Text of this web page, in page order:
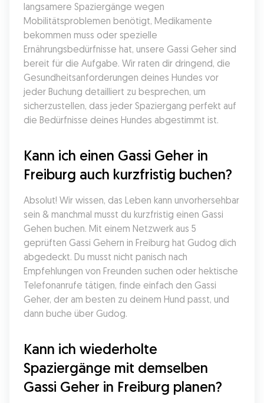
langsamere Spaziergänge wegen
Mobilitätsproblemen benötigt, Medikamente
bekommen muss oder spezielle
Ernährungsbedürfnisse hat, unsere Gassi Geher sind
bereit für die Aufgabe. Wir raten dir dringend, die
Gesundheitsanforderungen deines Hundes vor
jeder Buchung detailliert zu besprechen, um
sicherzustellen, dass jeder Spaziergang perfekt auf
die Bedürfnisse deines Hundes abgestimmt ist.
Kann ich einen Gassi Geher in
Freiburg auch kurzfristig buchen?
Absolut! Wir wissen, das Leben kann unvorhersehbar
sein & manchmal musst du kurzfristig einen Gassi
Gehen buchen. Mit einem Netzwerk aus 5
geprüften Gassi Gehern in Freiburg hat Gudog dich
abgedeckt. Du musst nicht panisch nach
Empfehlungen von Freunden suchen oder hektische
Telefonanrufe tätigen, finde einfach den Gassi
Geher, der am besten zu deinem Hund passt, und
dann buche über Gudog.
Kann ich wiederholte
Spaziergänge mit demselben
Gassi Geher in Freiburg planen?